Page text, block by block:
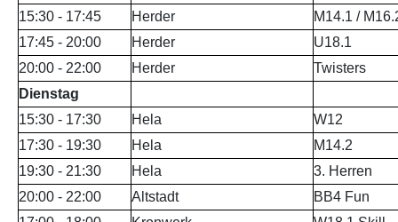
15:30 - 17:45
Herder
M14.1 /
17:45 - 20:00
Herder
U18.1
20:00 - 22:00
Herder
Twisters
Dienstag
15:30 - 17:30
Hela
W12
17:30 - 19:30
Hela
M14.2
19:30 - 21:30
Hela
3. Herren
20:00 - 22:00
Altstadt
BB4 Fun
Trainerabrechnung
Rechtliches